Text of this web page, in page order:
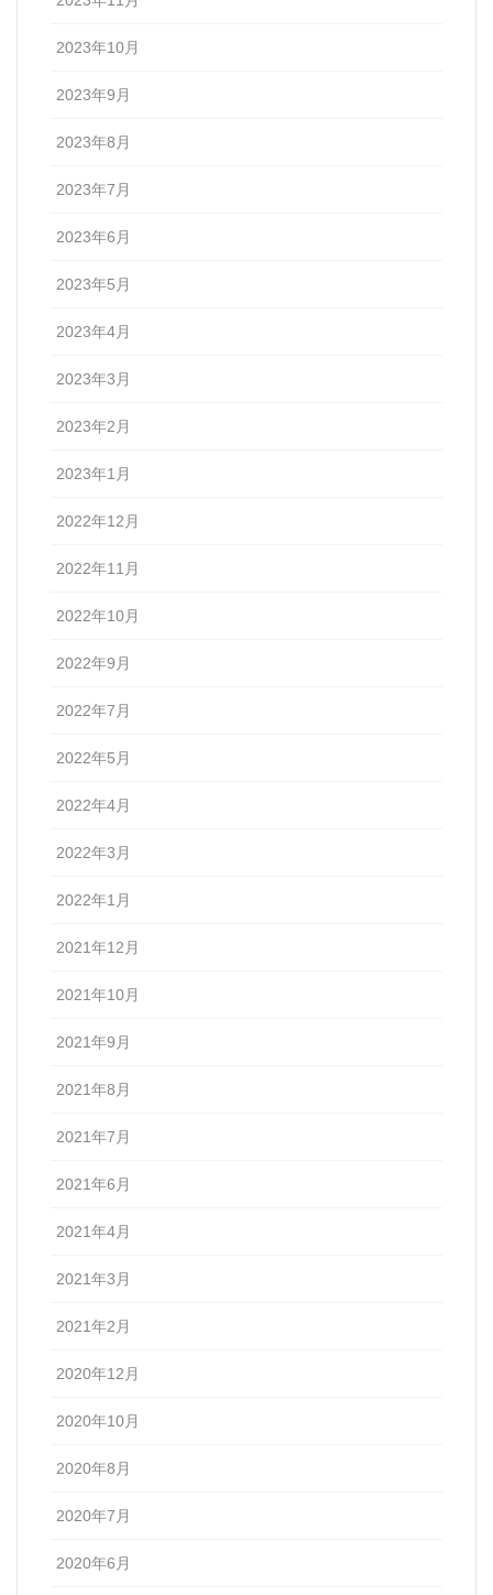
2023年10月
2023年9月
2023年8月
2023年7月
2023年6月
2023年5月
2023年4月
2023年3月
2023年2月
2023年1月
2022年12月
2022年11月
2022年10月
2022年9月
2022年7月
2022年5月
2022年4月
2022年3月
2022年1月
2021年12月
2021年10月
2021年9月
2021年8月
2021年7月
2021年6月
2021年4月
2021年3月
2021年2月
2020年12月
2020年10月
2020年8月
2020年7月
2020年6月